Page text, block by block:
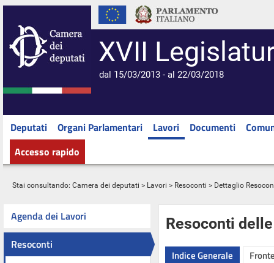
XVII
dal 15/03/2013 - al 22/03/2018
Deputati Organi Parlamentari Lavori Documenti
Accesso rapido
Stai consultando: Camera dei deputati > Lavori > Resoconti > Dettaglio
Agenda dei Lavori
Resoconti
Resoconti
Indice Generale